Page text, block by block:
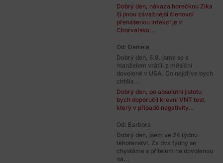
Dobrý den, nákaza horečkou Zika
či jinou závažnější členovci
přenášenou infekcí je v
Chorvatsku...
Od: Daniela
Dobrý den, 5.8. jsme se s
manželem vrátili z měsíční
dovolené v USA. Co nejdříve bych
chtěla...
Dobrý den, po absolutní jistotu
bych doporučil krevní VNT test,
který v případě negativity...
Od: Barbora
Dobrý den, jsem ve 24 týdnu
těhotenství. Za dva týdny se
chystáme s přítelem na dovolenou
na...